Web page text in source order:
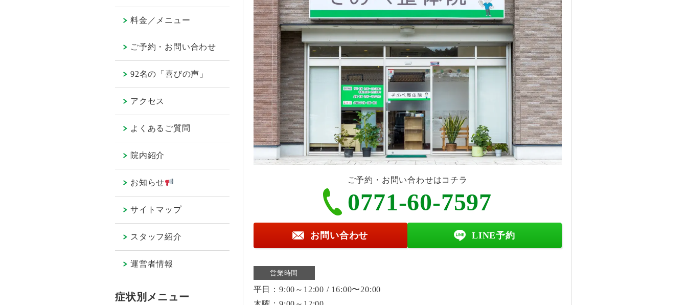
ご予約・お問い合わせはコチラ
0771-60-7597
お問い合わせ LINE予約
営業時間
平日：9:00～12:00 / 16:00〜20:00
料金／メニュー
ご予約・お問い合わせ
92名の「喜びの声」
アクセス
よくあるご質問
院内紹介
お知らせ
サイトマップ
スタッフ紹介
運営者情報
症状別メニュー